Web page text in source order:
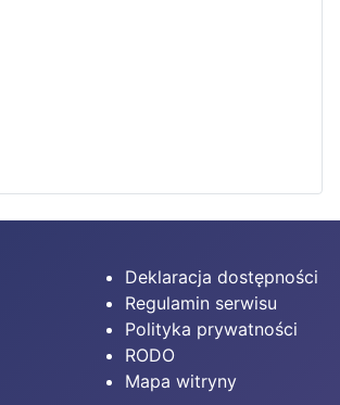
Deklaracja dostępności
Regulamin serwisu
Polityka prywatności
RODO
Mapa witryny